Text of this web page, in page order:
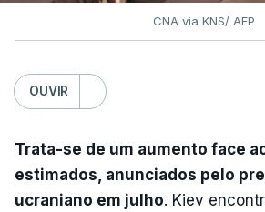
CNA via KNS/ AFP
OUVIR
Trata-se de um aumento face
estimados, anunciados pelo
ucraniano em julho. Kiev